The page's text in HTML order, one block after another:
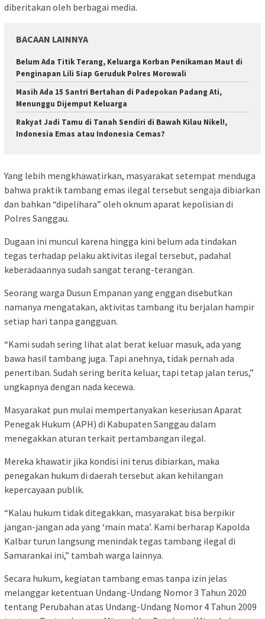
diberitakan oleh berbagai media.
BACAAN LAINNYA
Belum Ada Titik Terang, Keluarga Korban Penikaman Maut di
Penginapan Lili Siap Geruduk Polres Morowali
Masih Ada 15 Santri Bertahan di Padepokan Padang Ati,
Menunggu Dijemput Keluarga
Rakyat Jadi Tamu di Tanah Sendiri di Bawah Kilau Nikel!,
Indonesia Emas atau Indonesia Cemas?
Yang lebih mengkhawatirkan, masyarakat setempat menduga
bahwa praktik tambang emas ilegal tersebut sengaja dibiarkan
dan bahkan “dipelihara” oleh oknum aparat kepolisian di
Polres Sanggau.
Dugaan ini muncul karena hingga kini belum ada tindakan
tegas terhadap pelaku aktivitas ilegal tersebut, padahal
keberadaannya sudah sangat terang-terangan.
Seorang warga Dusun Empanan yang enggan disebutkan
namanya mengatakan, aktivitas tambang itu berjalan hampir
setiap hari tanpa gangguan.
“Kami sudah sering lihat alat berat keluar masuk, ada yang
bawa hasil tambang juga. Tapi anehnya, tidak pernah ada
penertiban. Sudah sering berita keluar, tapi tetap jalan terus,”
ungkapnya dengan nada kecewa.
Masyarakat pun mulai mempertanyakan keseriusan Aparat
Penegak Hukum (APH) di Kabupaten Sanggau dalam
menegakkan aturan terkait pertambangan ilegal.
Mereka khawatir jika kondisi ini terus dibiarkan, maka
penegakan hukum di daerah tersebut akan kehilangan
kepercayaan publik.
“Kalau hukum tidak ditegakkan, masyarakat bisa berpikir
jangan-jangan ada yang ‘main mata’. Kami berharap Kapolda
Kalbar turun langsung menindak tegas tambang ilegal di
Samarankai ini,” tambah warga lainnya.
Secara hukum, kegiatan tambang emas tanpa izin jelas
melanggar ketentuan Undang-Undang Nomor 3 Tahun 2020
tentang Perubahan atas Undang-Undang Nomor 4 Tahun 2009